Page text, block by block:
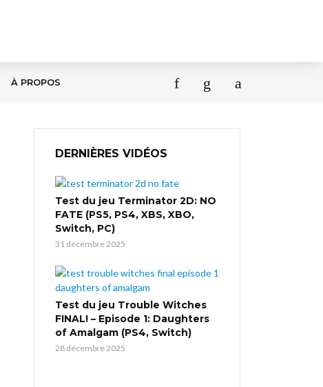
À PROPOS
DERNIÈRES VIDÉOS
Test du jeu Terminator 2D: NO
FATE (PS5, PS4, XBS, XBO,
Switch, PC)
31 décembre 2025
Test du jeu Trouble Witches
FINAL! – Episode 1: Daughters
of Amalgam (PS4, Switch)
28 décembre 2025